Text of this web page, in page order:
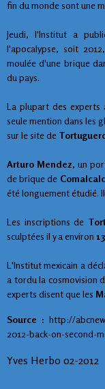
fin du monde sont une
Jeudi, l'Institut a
l'apocalypse, soit
moulée d'une brique
du pays.
La plupart des experts
seule mention dans les
sur le site de
Arturo Mendez, un
de brique de
été longuement étudié.
Les inscriptions de
sculptées il y a environ
L'Institut mexicain a
a tordu la cosmovision
experts disent que les
Source : http://
2012-back-on-second-
Yves Herbo 02-2012